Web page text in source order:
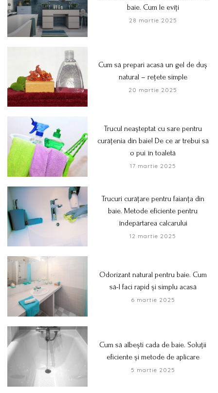
baie. Cum le eviți
28 martie 2025
Cum să prepari acasă un gel de duș
natural – rețete simple
20 martie 2025
Trucul neașteptat cu sare pentru
curățenia din baie! De ce ar trebui să
o pui în toaletă
17 martie 2025
Trucuri curățare pentru faianța din
baie. Metode eficiente pentru
îndepărtarea calcarului
12 martie 2025
Odorizant natural pentru baie. Cum
să-l faci rapid și simplu acasă
6 martie 2025
Cum să albești cada de baie. Soluții
eficiente și metode de aplicare
5 martie 2025